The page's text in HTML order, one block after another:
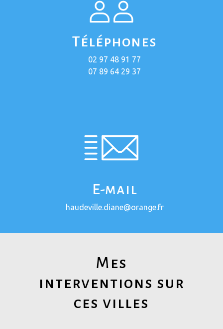
Téléphones
02 97 48 91 77
07 89 64 29 37
E-mail
haudeville.diane@orange.fr
Mes
interventions sur
ces villes